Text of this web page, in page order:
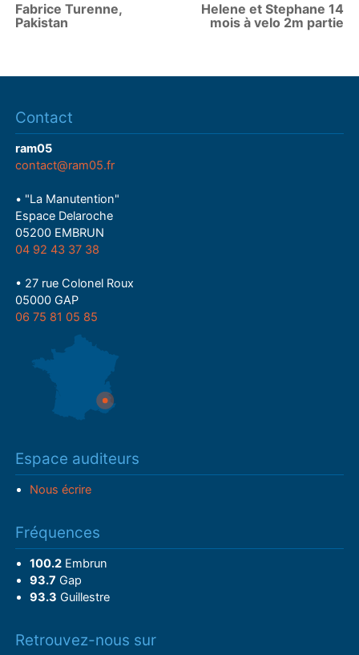
Fabrice Turenne,
Pakistan
Helene et Stephane 14
mois à velo 2m partie
Contact
ram05
contact@ram05.fr
• "La Manutention"
Espace Delaroche
05200 EMBRUN
04 92 43 37 38
• 27 rue Colonel Roux
05000 GAP
06 75 81 05 85
Espace auditeurs
Nous écrire
Fréquences
100.2Embrun
93.7 Gap
93.3 Guillestre
Retrouvez-nous sur